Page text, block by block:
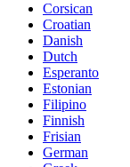
Corsican
Croatian
Danish
Dutch
Esperanto
Estonian
Filipino
Finnish
Frisian
German